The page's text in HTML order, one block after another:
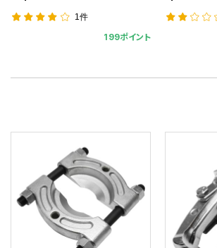
1件
199ポイント